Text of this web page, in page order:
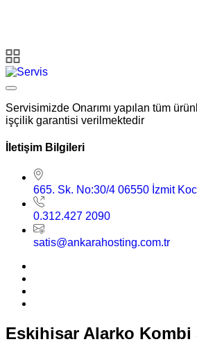
Servisimizde Onarımı yapılan tüm
işçilik garantisi verilmektedir
İletişim Bilgileri
665. Sk. No:30/4 06550 İzmit
0.312.427 2090
satis@ankarahosting.com.tr
Eskihisar Alarko Kombi